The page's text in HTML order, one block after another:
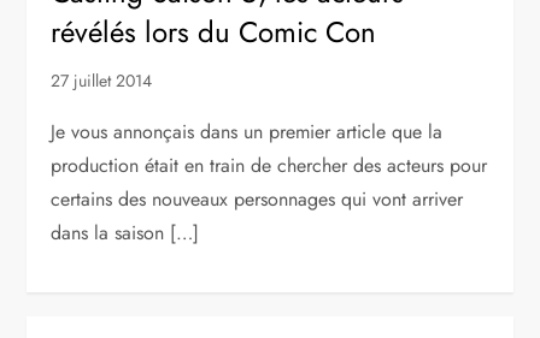
révélés lors du Comic Con
27 juillet 2014
Je vous annonçais dans un premier article que la
production était en train de chercher des acteurs pour
certains des nouveaux personnages qui vont arriver
dans la saison […]